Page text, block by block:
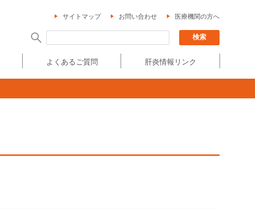
サイトマップ お問い合わせ 医療機関の方へ
よくあるご質問 肝炎情報リンク